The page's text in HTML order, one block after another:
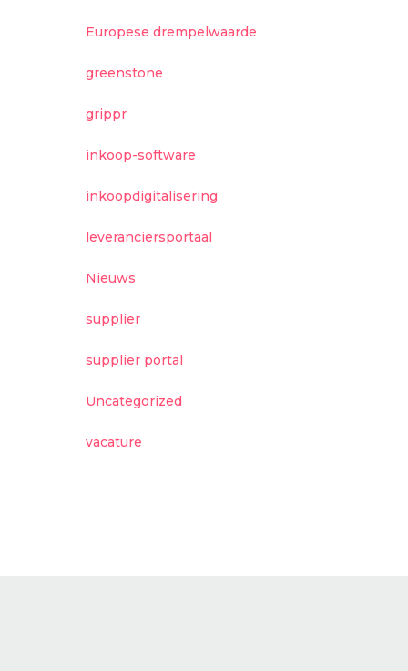
Europese drempelwaarde
greenstone
grippr
inkoop-software
inkoopdigitalisering
leveranciersportaal
Nieuws
supplier
supplier portal
Uncategorized
vacature